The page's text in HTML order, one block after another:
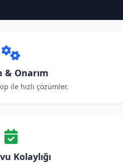
& Onarım
ile hızlı çözümler.
Kolaylığı